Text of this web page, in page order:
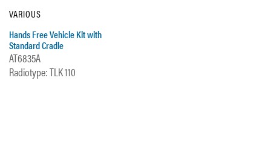
VARIOUS
Hands Free Vehicle Kit with
Standard Cradle
AT6835A
Radiotype: TLK 110